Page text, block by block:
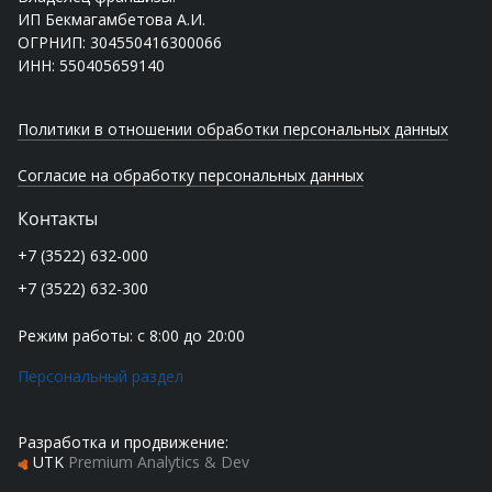
ИП Бекмагамбетова А.И.
ОГРНИП: 304550416300066
ИНН: 550405659140
Политики в отношении обработки персональных данных
Согласие на обработку персональных данных
Контакты
+7 (3522) 632-000
+7 (3522) 632-300
Режим работы: с 8:00 до 20:00
Персональный раздел
Разработка и продвижение:
UTK Premium Analytics & Dev